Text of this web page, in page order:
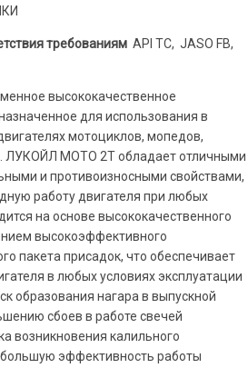
требованиям API ТС, JASO FB,
высококачественное
для использования в
мотоциклов, мопедов,
ЛУКОЙЛ МОТО 2Т обладает отличными
и противоизносными свойствами,
работу двигателя при любых
на основе высококачественного
высокоэффективного
пакета присадок, что обеспечивает
в любых условиях эксплуатации
образования нагара в выпускной
сбоев в работе свечей
возникновения калильного
эффективность работы